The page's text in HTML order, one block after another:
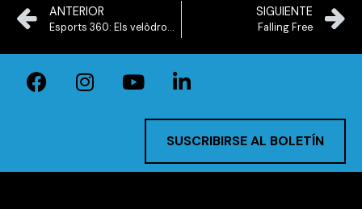
ANTERIOR
Esports 360: Els velòdroms perduts
SIGUIENTE
Falling Free
SUSCRIBIRSE AL BOLETÍN